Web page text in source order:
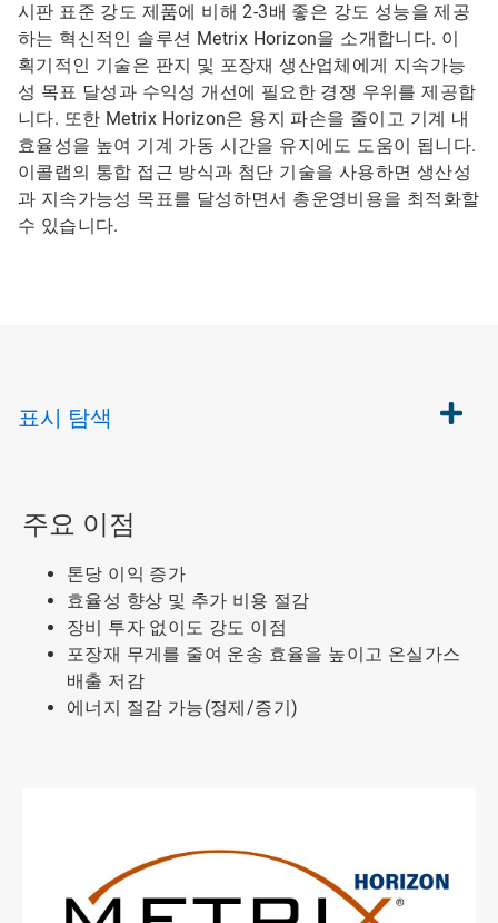
시판 표준 강도 제품에 비해 2-3배 좋은 강도 성능을 제공
하는 혁신적인 솔루션 Metrix Horizon을 소개합니다. 이
획기적인 기술은 판지 및 포장재 생산업체에게 지속가능
성 목표 달성과 수익성 개선에 필요한 경쟁 우위를 제공합
니다. 또한 Metrix Horizon은 용지 파손을 줄이고 기계 내
효율성을 높여 기계 가동 시간을 유지에도 도움이 됩니다.
이콜랩의 통합 접근 방식과 첨단 기술을 사용하면 생산성
과 지속가능성 목표를 달성하면서 총운영비용을 최적화할
수 있습니다.
표시 탐색
주요 이점
톤당 이익 증가
효율성 향상 및 추가 비용 절감
장비 투자 없이도 강도 이점
포장재 무게를 줄여 운송 효율을 높이고 온실가스
배출 저감
에너지 절감 가능(정제/증기)